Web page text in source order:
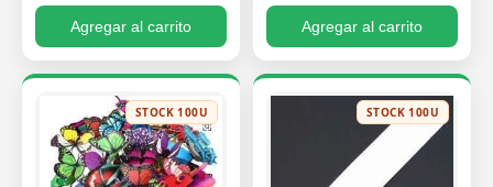
Agregar al carrito Agregar al carrito
STOCK 100U STOCK 100U